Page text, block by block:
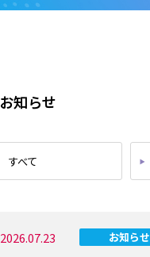
お知らせ
すべて
2026.07.23 お知らせ